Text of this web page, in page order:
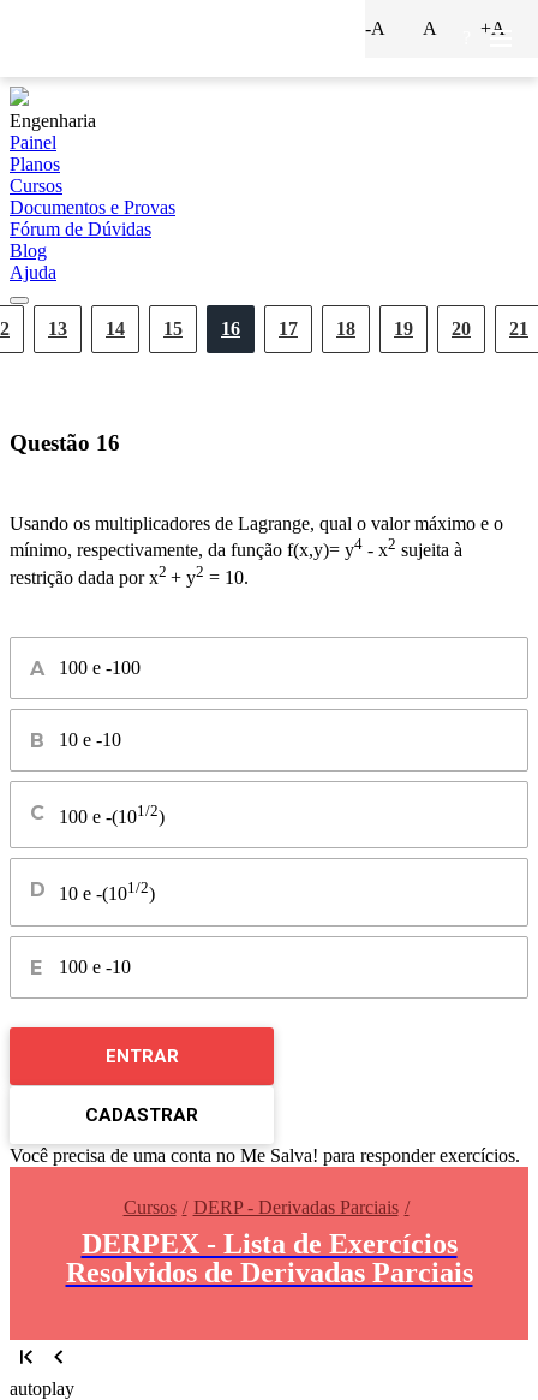
Engenharia
Painel
Planos
Cursos
Documentos e Provas
Fórum de Dúvidas
Blog
Ajuda
13 14 15 16 17 18 19 20 21
-A A +A
Questão 16
Usando os multiplicadores de Lagrange, qual o valor máximo e o
mínimo, respectivamente, da função f(x,y)= y4 - x2 sujeita à
restrição dada por x2 + y2 = 10.
100 e -100
10 e -10
100 e -(101/2)
10 e -(101/2)
100 e -10
ENTRAR
CADASTRAR
Você precisa de uma conta no Me Salva! para responder exercícios.
Cursos DERP - Derivadas Parciais
DERPEX - Lista de Exercícios
Resolvidos de Derivadas Parciais
autoplay